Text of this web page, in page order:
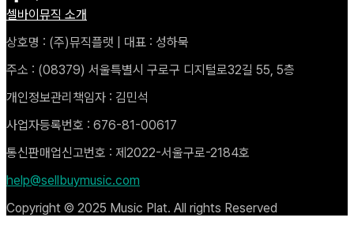
셀바이뮤직 소개
상호명 : (주)뮤직플랫 | 대표 : 성하묵
주소 : (08379) 서울특별시 구로구 디지털로32길 55, 5층
개인정보관리책임자 : 김민석
사업자등록번호 : 676-81-00617
통신판매업신고번호 : 제2022-서울구로-2184호
help@sellbuymusic.com
Copyright © 2025 Music Plat. All rights Reserved